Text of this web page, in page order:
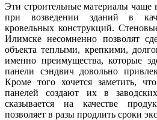
Эти строительные материалы чаще
при возведении зданий в
кровельных конструкций.
Илимске несомненно позволят
объекта теплыми, крепкими,
именно преимущества, которые
панели сэндвич довольно
Кроме того хочется заметить,
панелей создают их в
сказывается на качестве
позволяет в разы продлить сроки